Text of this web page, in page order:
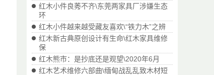
红木小件良莠不齐\东莞两家具厂涉嫌生态
环
红木小件越来越受藏友喜欢\“铁力木”之辨
红木新古典原创设计有生命\红木家具维修
保
红木熊市：是抄底还是观望\2020年6月
红木艺术维修六部曲\缅甸战乱乱致木材短